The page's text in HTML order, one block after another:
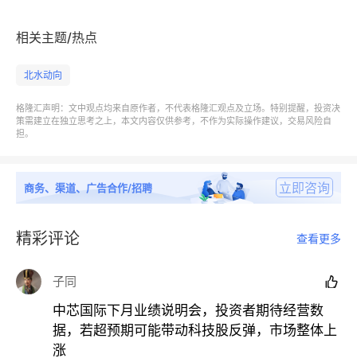
相关主题/热点
北水动向
格隆汇声明：文中观点均来自原作者，不代表格隆汇观点及立场。特别提醒，投资决
策需建立在独立思考之上，本文内容仅供参考，不作为实际操作建议，交易风险自
担。
商务、渠道、广告合作/招聘 立即咨询
精彩评论 查看更多
子同 
中芯国际下月业绩说明会，投资者期待经营数
据，若超预期可能带动科技股反弹，市场整体上
涨